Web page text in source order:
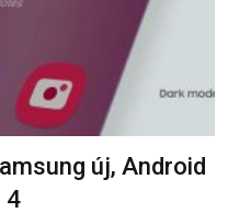
új, Android
4